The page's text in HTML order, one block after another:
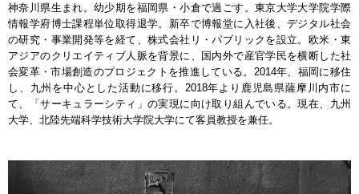
神奈川県生まれ。幼少期を福岡県・小倉で過ごす。東京大学大学院学際
情報学府博士課程単位取得退学。新卒で博報堂に入社後、デジタル社会
の研究・事業開発等を経て、株式会社リ・パブリックを設立。欧米・東
アジアのクリエイティブ人脈を背景に、国内外で産官学民を横断した社
会変革・市場創造のプロジェクトを推進している。2014年、福岡に移住
し、九州を中心とした活動に移行。2018年より鹿児島県薩摩川内市に
て、「サーキュラーシティ」の実現に向け取り組んでいる。現在、九州
大学、北陸先端科学技術大学院大学にて客員教授を兼任。